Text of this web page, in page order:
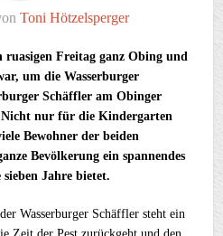
Toni Hötzelsperger
ruasigen Freitag ganz Obing und
um die Wasserburger
Schäffler am Obinger
nur für die Kindergarten
Bewohner der beiden
Bevölkerung ein spannendes
Jahre bietet.
Wasserburger Schäffler steht ein